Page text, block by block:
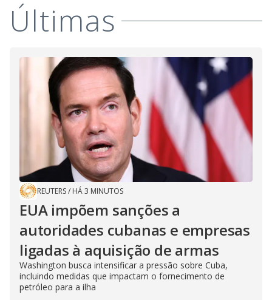
Últimas
REUTERS/ HÁ 3 MINUTOS
EUA impõem sanções a
autoridades cubanas e empresas
ligadas à aquisição de armas
Washington busca intensificar a pressão sobre Cuba,
incluindo medidas que impactam o fornecimento de
petróleo para a ilha